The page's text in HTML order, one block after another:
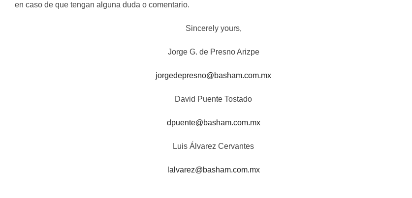
en caso de que tengan alguna duda o comentario.
Sincerely yours,
Jorge G. de Presno Arizpe
jorgedepresno@basham.com.mx
David Puente Tostado
dpuente@basham.com.mx
Luis Álvarez Cervantes
lalvarez@basham.com.mx